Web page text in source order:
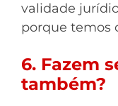
validade
porque temos
6. Fazem
também?